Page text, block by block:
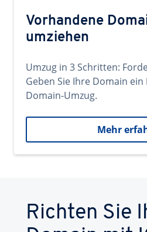
Vorhandene
umziehen
Umzug in 3 Schritten:
Geben Sie Ihre Domain ein
Domain-Umzug.
Mehr
Richten Sie